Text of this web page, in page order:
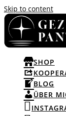
Skip to content
SHOP
BLOG
ÜBER